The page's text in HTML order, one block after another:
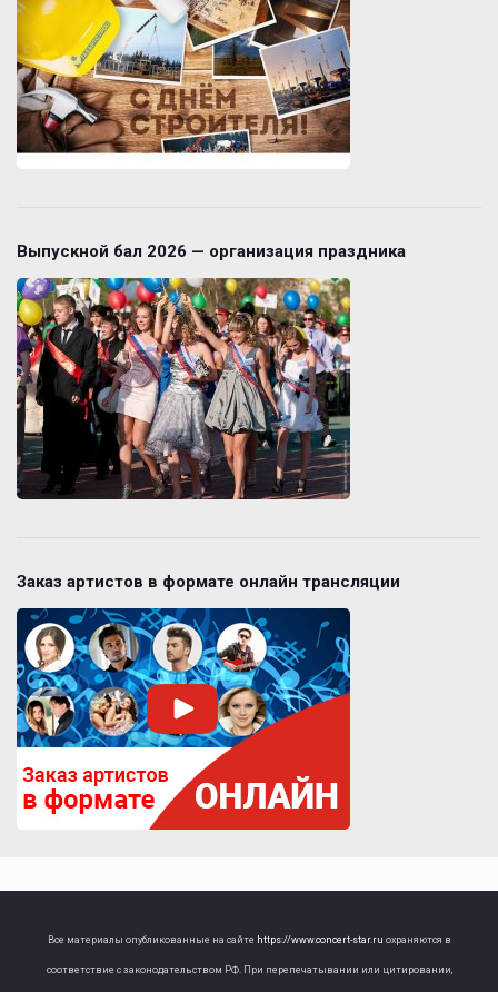
Выпускной бал 2026 — организация праздника
Заказ артистов в формате онлайн трансляции
Все материалы опубликованные на сайте https://www.concert-star.ru охраняются в
соответствие с законодательством РФ. При перепечатывании или цитировании,